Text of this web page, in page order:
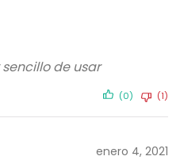
de usar
(0) (1)
enero 4, 2021